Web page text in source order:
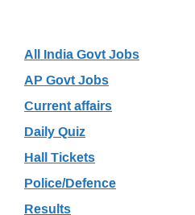
All India Govt Jobs
AP Govt Jobs
Current affairs
Daily Quiz
Hall Tickets
Police/Defence
Results